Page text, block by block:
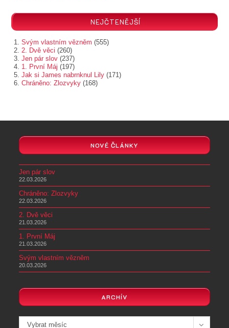
NEJČTENĚJŠÍ
Svým vlastním vězněm (555)
2. Dvě věci (260)
Jen pár slov (237)
1. První Máj (197)
Jak si James nabrnknul Lily (171)
Chráněno: Zlozvyky (168)
NOVÉ ČLÁNKY
Jen pár slov
22.03.2026
Chráněno: Zlozvyky
22.03.2026
2. Dvě věci
21.03.2026
1. První Máj
21.03.2026
Svým vlastním vězněm
20.03.2026
ARCHÍV
Archivy
Vybrat měsíc